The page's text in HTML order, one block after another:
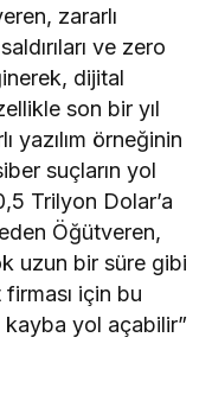
zararlı
ve zero
dijital
son bir yıl
yazılım örneğinin
suçların yol
Trilyon Dolar’a
Öğütveren,
uzun bir süre gibi
için bu
yol açabilir”